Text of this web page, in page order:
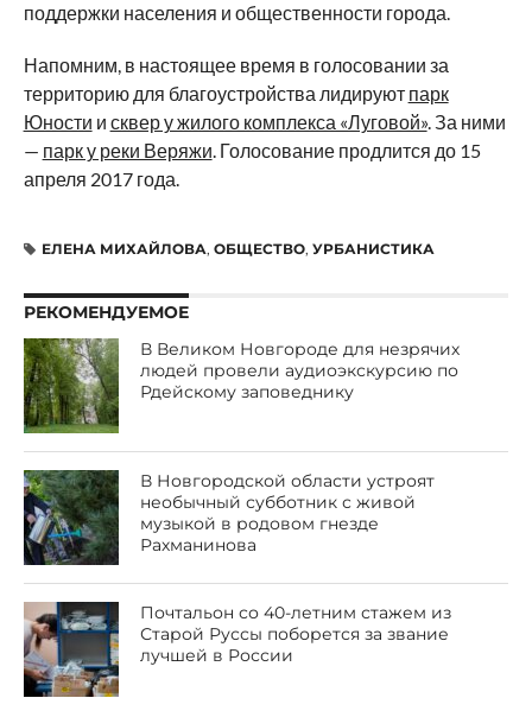
поддержки населения и общественности города.
Напомним, в настоящее время в голосовании за
территорию для благоустройства лидируют парк
Юности и сквер у жилого комплекса «Луговой». За ними
— парк у реки Веряжи. Голосование продлится до 15
апреля 2017 года.
ЕЛЕНА МИХАЙЛОВА, ОБЩЕСТВО, УРБАНИСТИКА
РЕКОМЕНДУЕМОЕ
В Великом Новгороде для незрячих
людей провели аудиоэкскурсию по
Рдейскому заповеднику
В Новгородской области устроят
необычный субботник с живой
музыкой в родовом гнезде
Рахманинова
Почтальон со 40-летним стажем из
Старой Руссы поборется за звание
лучшей в России